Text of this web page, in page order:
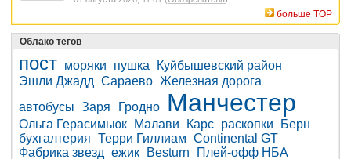
больше TOP
Облако тегов
пост моряки пушка
Куйбышевский район
Эшли Джадд Сараево Железная дорога
автобусы Заря Гродно Манчестер
Ольга Герасимьюк Малави Карс раскопки
Берн
бухгалтерия Терри Гиллиам Continental GT
Фабрика звезд ежик Besturn
Плей-офф НБА